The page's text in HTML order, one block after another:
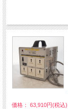
価格： 63,910円(税込)